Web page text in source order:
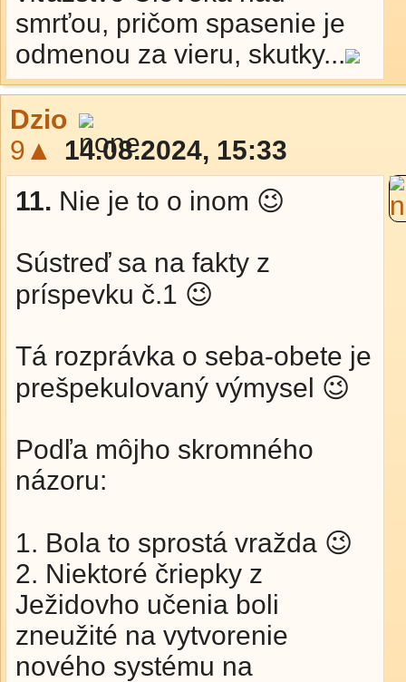
smrťou, pričom spasenie je
odmenou za vieru, skutky...
Dzio
9▲
14.08.2024, 15:33
11. Nie je to o inom 😉
Sústreď sa na fakty z
príspevku č.1 😉
Tá rozprávka o seba-obete je
prešpekulovaný výmysel 😉
Podľa môjho skromného
názoru:
1. Bola to sprostá vražda 😉
2. Niektoré čriepky z
Ježidovho učenia boli
zneužité na vytvorenie
nového systému na